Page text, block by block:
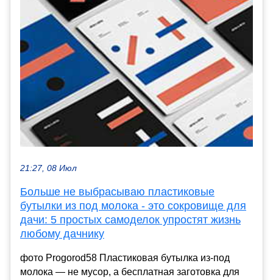
21:27, 08 Июл
Больше не выбрасываю пластиковые
бутылки из под молока - это сокровище для
дачи: 5 простых самоделок упростят жизнь
любому дачнику
фото Progorod58 Пластиковая бутылка из-под
молока — не мусор, а бесплатная заготовка для